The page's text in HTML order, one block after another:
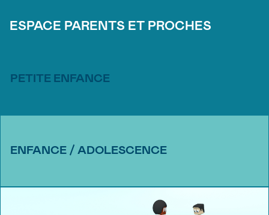
ESPACE PARENTS ET PROCHES
PETITE ENFANCE
ENFANCE / ADOLESCENCE